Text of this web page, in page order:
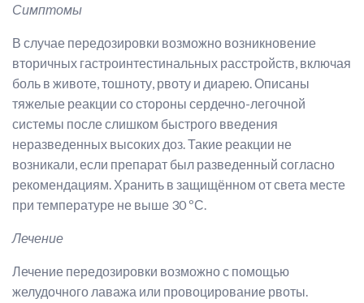
Симптомы
В случае передозировки возможно возникновение
вторичных гастроинтестинальных расстройств, включая
боль в животе, тошноту, рвоту и диарею. Описаны
тяжелые реакции со стороны сердечно-легочной
системы после слишком быстрого введения
неразведенных высоких доз. Такие реакции не
возникали, если препарат был разведенный согласно
рекомендациям. Хранить в защищённом от света месте
при температуре не выше 30 ºС.
Лечение
Лечение передозировки возможно с помощью
желудочного лаважа или провоцирование рвоты.